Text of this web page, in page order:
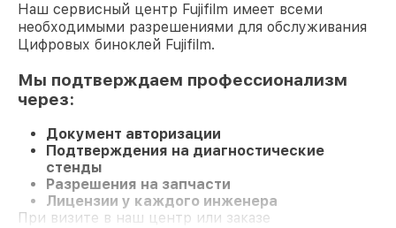
Наш сервисный центр Fujifilm имеет всеми
необходимыми разрешениями для обслуживания
Цифровых биноклей Fujifilm.
Мы подтверждаем профессионализм
через:
Документ авторизации
Подтверждения на диагностические
стенды
Разрешения на запчасти
Лицензии у каждого инженера
При визите в наш центр или заказе